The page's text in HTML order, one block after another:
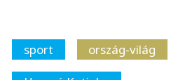
sport ország-világ